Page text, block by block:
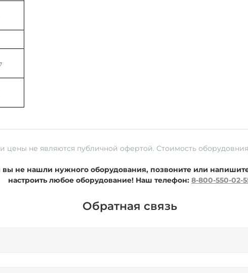
цены не являются публичной офертой. Стоимость
вы не нашли нужного оборудования, позвоните или
настроить любое оборудование! Наш телефон: 8-800-550-02-
Обратная связь